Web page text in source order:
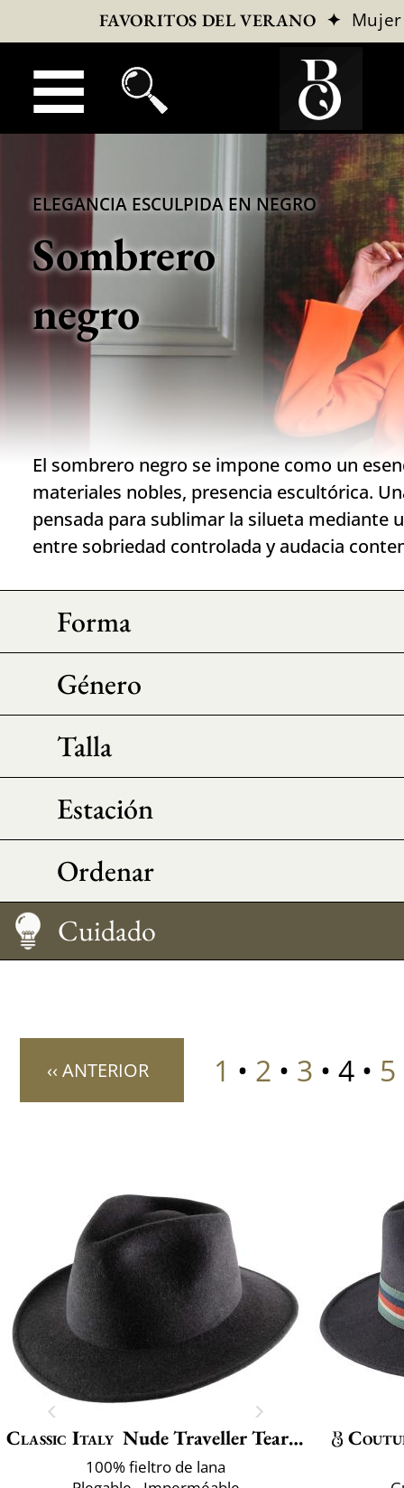
FAVORITOS DEL VERANO ✦ Mujer
ELEGANCIA ESCULPIDA EN NEGRO
Sombrero
negro
El sombrero negro se impone como un
materiales nobles, presencia escultórica.
pensada para sublimar la silueta mediante
entre sobriedad controlada y audacia
Forma
Género
Talla
Estación
Ordenar
Consejos morfo
Medir su talla
‹‹ ANTERIOR 1 • 2 • 3 • 4 • 5
Classic Italy Nude Traveller Teardrop
100% fieltro de lana